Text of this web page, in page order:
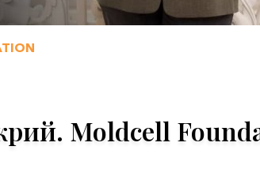
Moldcell